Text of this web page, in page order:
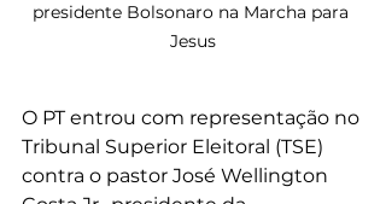
presidente Bolsonaro na Marcha para
Jesus
O PT entrou com representação no
Tribunal Superior Eleitoral (TSE)
contra o pastor José Wellington